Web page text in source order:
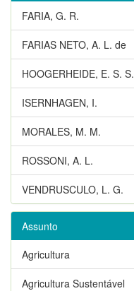
FARIA, G. R.
FARIAS NETO, A. L. de
HOOGERHEIDE, E. S. S.
ISERNHAGEN, I.
MORALES, M. M.
ROSSONI, A. L.
VENDRUSCULO, L. G.
Assunto
Agricultura
Agricultura Sustentável